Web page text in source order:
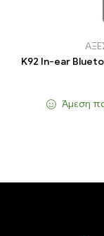
K92 In-ear
Άμεση